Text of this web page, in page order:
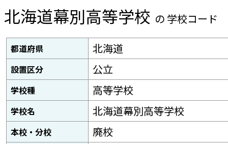
北海道幕別高等学校 の 学校コード
都道府県 北海道
設置区分 公立
学校種 高等学校
学校名 北海道幕別高等学校
本校・分校 廃校